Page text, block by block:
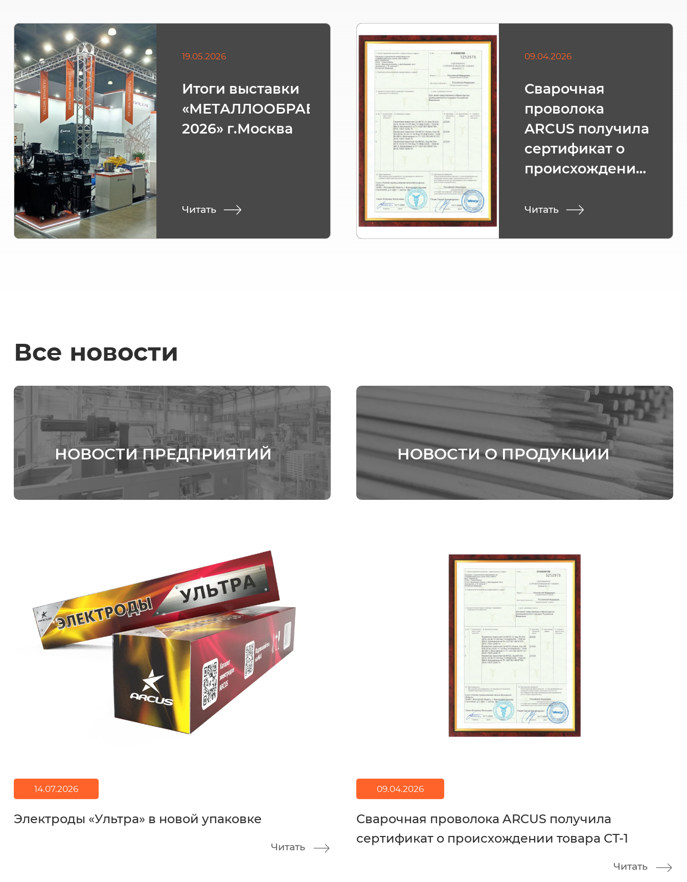
19.05.2026
Итоги выставки
«МЕТАЛЛООБРАБОТКА
2026» г.Москва
Читать
09.04.2026
Сварочная
проволока
ARCUS получила
сертификат о
происхождении
Читать
Все новости
НОВОСТИ ПРЕДПРИЯТИЙ НОВОСТИ О ПРОДУКЦИИ
14.07.2026
Электроды «Ультра» в новой упаковке
Читать
09.04.2026
Сварочная проволока ARCUS получила
сертификат о происхождении товара СТ-1
Читать